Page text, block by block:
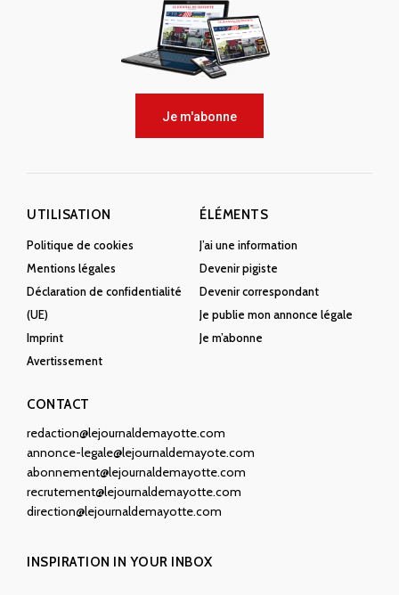
Je m'abonne
UTILISATION
Politique de cookies
Mentions légales
Déclaration de confidentialité
(UE)
Imprint
Avertissement
ÉLÉMENTS
J’ai une information
Devenir pigiste
Devenir correspondant
Je publie mon annonce légale
Je m’abonne
CONTACT
redaction@lejournaldemayotte.com
annonce-legale@lejournaldemayote.com
abonnement@lejournaldemayotte.com
recrutement@lejournaldemayotte.com
direction@lejournaldemayotte.com
INSPIRATION IN YOUR INBOX